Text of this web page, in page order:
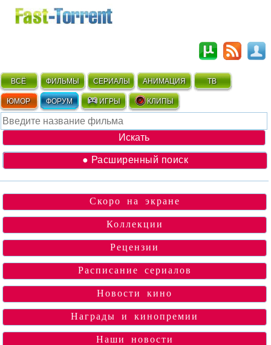
ВСЁ ФИЛЬМЫ СЕРИАЛЫ АНИМАЦИЯ ТВ
ЮМОР ФОРУМ ИГРЫ КЛИПЫ
● Расширенный поиск
Скоро на экране
Коллекции
Рецензии
Расписание сериалов
Новости кино
Награды и кинопремии
Наши новости